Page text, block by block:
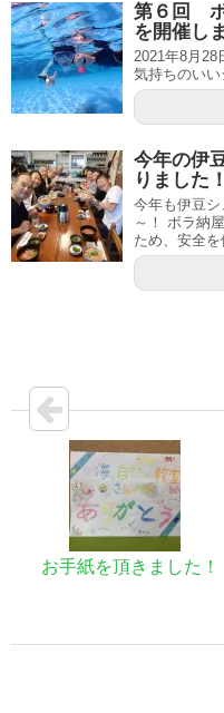
第６回 ボ
を開催し
2021年8月28
気持ちのい
今年の伊
りました！
今年も伊豆
～！ ボラ納
ため、安全
お手紙を頂きました！